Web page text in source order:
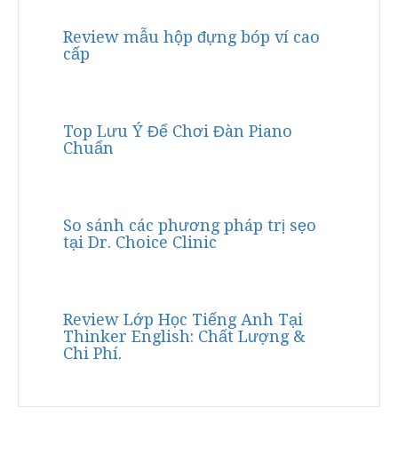
Review mẫu hộp đựng bóp ví cao
cấp
Top Lưu Ý Để Chơi Đàn Piano
Chuẩn
So sánh các phương pháp trị sẹo
tại Dr. Choice Clinic
Review Lớp Học Tiếng Anh Tại
Thinker English: Chất Lượng &
Chi Phí.